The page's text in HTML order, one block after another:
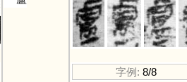
字例: 8/8